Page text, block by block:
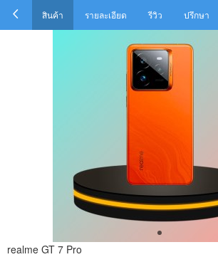
สินค้า รายละเอียด รีวิว ปรึกษา
realme GT 7 Pro